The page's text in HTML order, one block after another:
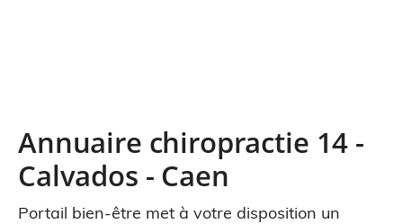
Annuaire chiropractie 14 -
Calvados - Caen
Portail bien-être met à votre disposition un